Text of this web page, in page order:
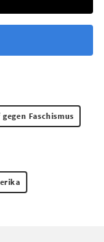
Faschismus